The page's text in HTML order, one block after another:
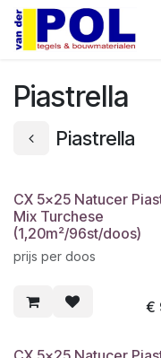
Overslaan naar inhoud
Piastrella
Piastrella
CX 5x25 Natucer
Mix Turchese
(1,20m²/96st/doos)
prijs per doos
€